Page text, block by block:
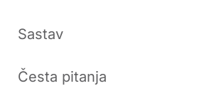
Sastav
Česta pitanja